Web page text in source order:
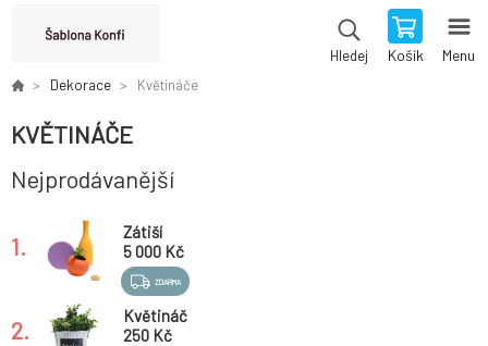
Hledej Košík Menu
Dekorace Květináče
KVĚTINÁČE
Nejprodávanější
1.
ZDARMA
Zátiší
5 000 Kč
2.
Květináč
250 Kč